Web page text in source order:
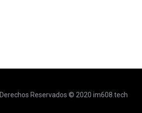
Derechos Reservados © 2020 im608.tech